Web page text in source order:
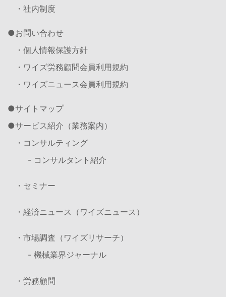
・社内制度
お問い合わせ
・個人情報保護方針
・ワイズ労務顧問会員利用規約
・ワイズニュース会員利用規約
サイトマップ
サービス紹介（業務案内）
・コンサルティング
- コンサルタント紹介
・セミナー
・経済ニュース（ワイズニュース）
・市場調査（ワイズリサーチ）
- 機械業界ジャーナル
・労務顧問